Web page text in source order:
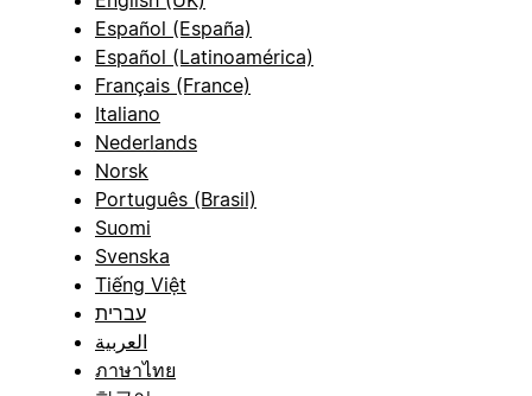
Español (España)
Español (Latinoamérica)
Français (France)
Italiano
Nederlands
Norsk
Português (Brasil)
Suomi
Svenska
Tiếng Việt
עברית
العربية
ภาษาไทย